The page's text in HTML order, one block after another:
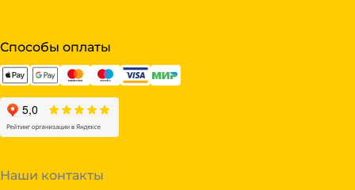
Способы оплаты
Наши контакты